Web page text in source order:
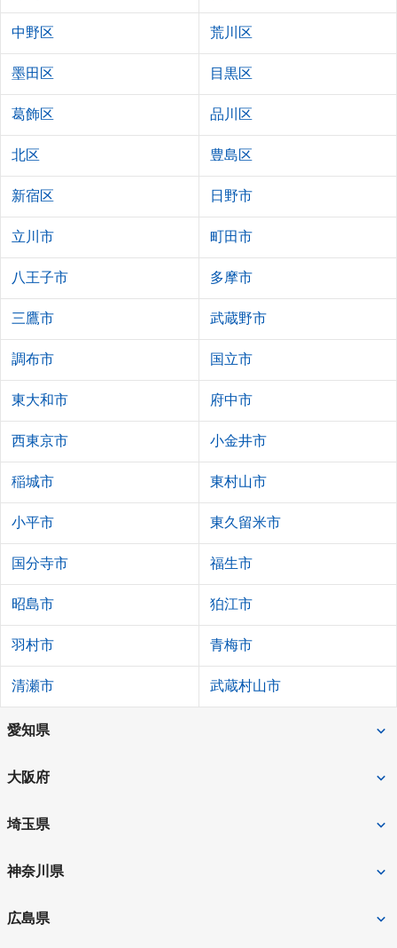
中野区 荒川区
墨田区 目黒区
葛飾区 品川区
北区 豊島区
新宿区 日野市
立川市 町田市
八王子市 多摩市
三鷹市 武蔵野市
調布市 国立市
東大和市 府中市
西東京市 小金井市
稲城市 東村山市
小平市 東久留米市
国分寺市 福生市
昭島市 狛江市
羽村市 青梅市
清瀬市 武蔵村山市
愛知県
豊田市
一宮市
大阪府
枚方市
大阪市
埼玉県
川越市
入間市
神奈川県
横浜市
広島県